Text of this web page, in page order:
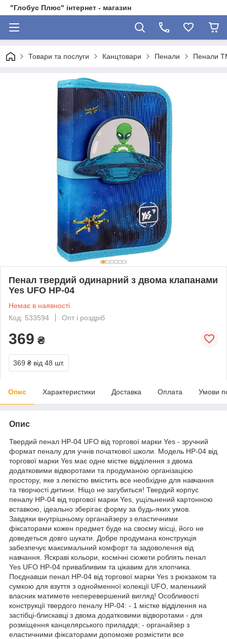
"Глобус Плюс" інтернет - магазин
Товари та послуги Канцтовари Пенали Пенали
Пенал твердий одинарний з двома клапанами
Yes UFO HP-04
Немає в наявності
Код: 533594
Опт і роздріб
369 ₴
369 ₴ від 48 шт.
Опис Характеристики Доставка Оплата Умови
Опис
Твердий пенал HP-04 UFO від торгової марки Yes - зручний
формат пеналу для учнів початкової школи. Модель HP-04 від
торгової марки Yes має одне містке відділення з двома
додатковими відворотами та продуманою організацією
простору, яке з легкістю вмістить все необхідне для навчання
та творчості дитини. Ніщо не загубиться! Твердий корпус
пеналу HP-04 від торгової марки Yes, ущільнений картонною
вставкою, ідеально зберігає форму за будь-яких умов.
Завдяки внутрішньому органайзеру з еластичними
фіксаторами кожен предмет буде на своєму місці, його не
доведеться довго шукати. Добре продумана конструкція
забезпечує максимальний комфорт та задоволення від
навчання. Яскраві кольори, космічні сюжети роблять пенал
Yes UFO НР-04 привабливим та цікавим для хлопчика.
Поєднавши пенал HP-04 від торгової марки Yes з рюкзаком та
сумкою для взуття з однойменної колекції UFO, маленький
власник матимете неперевершений вигляд! Особливості
конструкції твердого пеналу HP-04: - 1 містке відділення на
застібці-блискавці з двома додатковими відворотами - для
розміщення канцелярського приладдя; - органайзер з
еластичними фіксаторами допоможе розмістити все